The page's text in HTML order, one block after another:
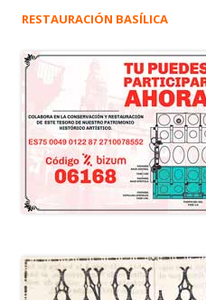
RESTAURACIÓN BASÍLICA